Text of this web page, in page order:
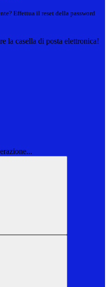
Effettua il reset della password
la casella di posta elettronica!